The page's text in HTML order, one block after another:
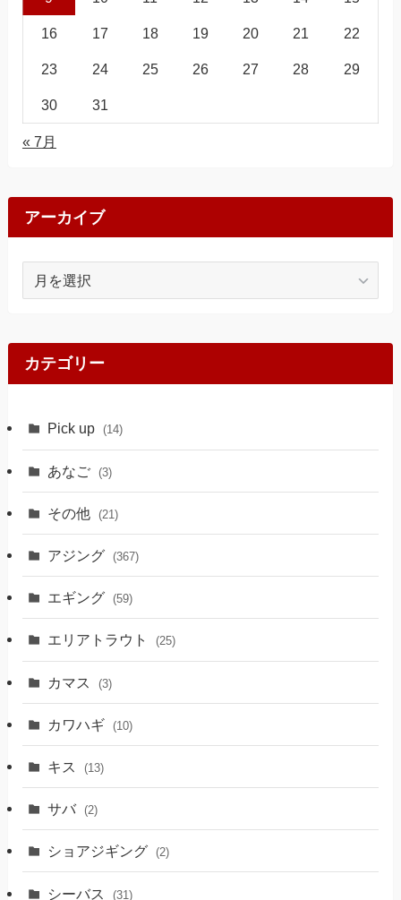
16 17 18 19 20 21 22
23 24 25 26 27 28 29
30 31
« 7月
アーカイブ
ブ
カテゴリー
Pick up (14)
あなご (3)
その他 (21)
アジング (367)
エギング (59)
エリアトラウト (25)
カマス (3)
カワハギ (10)
キス (13)
サバ (2)
ショアジギング (2)
シーバス (31)